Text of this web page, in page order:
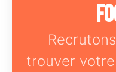
trouver